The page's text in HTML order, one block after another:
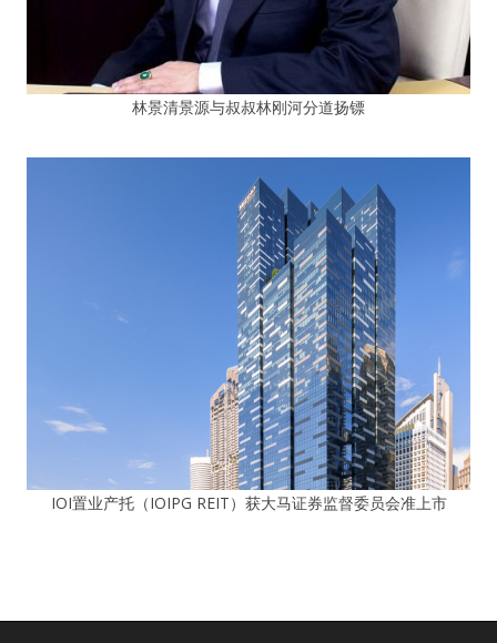
林景清景源与叔叔林刚河分道扬镖
IOI置业产托（IOIPG REIT）获大马证券监督委员会准上市